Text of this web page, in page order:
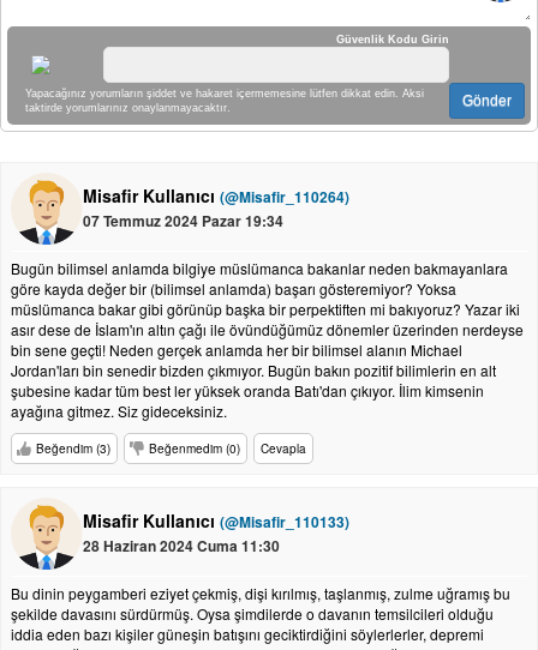
Güvenlik Kodu Girin
Yapacağınız yorumların şiddet ve hakaret içermemesine lütfen dikkat edin. Aksi
taktirde yorumlarınız onaylanmayacaktır.
Gönder
Misafir Kullanıcı (@Misafir_110264)
07 Temmuz 2024 Pazar 19:34
Bugün bilimsel anlamda bilgiye müslümanca bakanlar neden bakmayanlara
göre kayda değer bir (bilimsel anlamda) başarı gösteremiyor? Yoksa
müslümanca bakar gibi görünüp başka bir perpektiften mi bakıyoruz? Yazar iki
asır dese de İslam'ın altın çağı ile övündüğümüz dönemler üzerinden nerdeyse
bin sene geçti! Neden gerçek anlamda her bir bilimsel alanın Michael
Jordan'ları bin senedir bizden çıkmıyor. Bugün bakın pozitif bilimlerin en alt
şubesine kadar tüm best ler yüksek oranda Batı'dan çıkıyor. İlim kimsenin
ayağına gitmez. Siz gideceksiniz.
Beğendim (3) Beğenmedim (0) Cevapla
Misafir Kullanıcı (@Misafir_110133)
28 Haziran 2024 Cuma 11:30
Bu dinin peygamberi eziyet çekmiş, dişi kırılmış, taşlanmış, zulme uğramış bu
şekilde davasını sürdürmüş. Oysa şimdilerde o davanın temsilcileri olduğu
iddia eden bazı kişiler güneşin batışını geciktirdiğini söylerlerler, depremi